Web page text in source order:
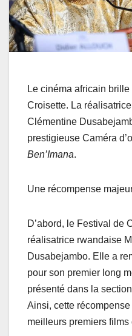
Le cinéma africain
Croisette. La
Clémentine
prestigieuse Caméra
Ben’Imana.
Une récompense
D’abord, le Festival de
réalisatrice rwandaise
Dusabejambo. Elle a
pour son premier long
présenté dans la
Ainsi, cette
meilleurs premiers films